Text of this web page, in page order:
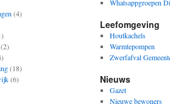
(4)
(18)
(6)
Whatsappgroepen
Leefomgeving
Houtkachels
Warmtepompen
Zwerfafval
Nieuws
Gazet
Nieuwe bewoners